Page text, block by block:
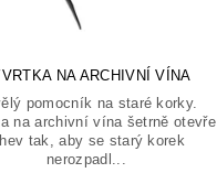
NA ARCHIVNÍ VÍNA
pomocník na staré korky.
na archivní vína šetrně otevře
tak, aby se starý korek
nerozpadl...